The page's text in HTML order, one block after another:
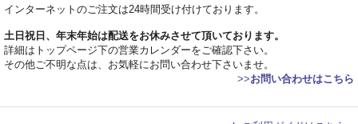
インターネットのご注文は24時間受け付けております。
土日祝日、年末年始は配送をお休みさせて頂いております。
詳細はトップページ下の営業カレンダーをご確認下さい。
その他ご不明な点は、お気軽にお問い合わせ下さいませ。
>>お問い合わせはこちら